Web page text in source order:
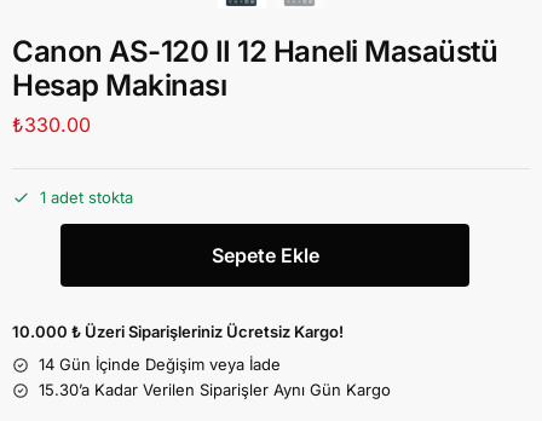
Canon AS-120 II 12 Haneli Masaüstü
Hesap Makinası
₺330.00
1 adet stokta
Sepete Ekle
10.000 ₺ Üzeri Siparişleriniz Ücretsiz Kargo!
14 Gün İçinde Değişim veya İade
15.30’a Kadar Verilen Siparişler Aynı Gün Kargo